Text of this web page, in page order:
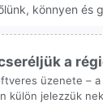
könnyen és
a
üzenete –
külön jelezzük